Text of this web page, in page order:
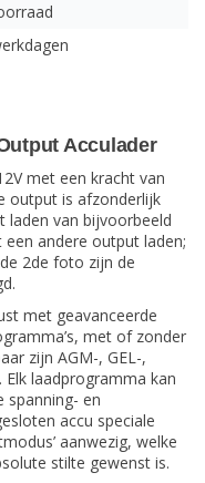
Acculader
met een kracht van
output is afzonderlijk
laden van bijvoorbeeld
andere output laden;
2de foto zijn de
met geavanceerde
met of zonder
zijn AGM-, GEL-,
Elk laadprogramma kan
spanning- en
accu speciale
aanwezig, welke
stilte gewenst is.